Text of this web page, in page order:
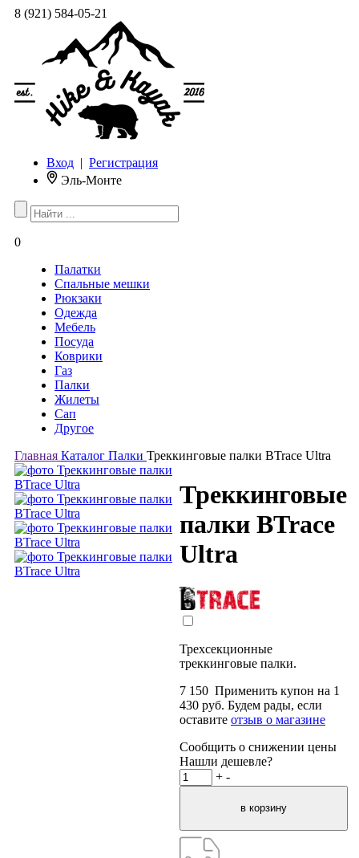
8 (921) 584-05-21
Вход | Регистрация
Эль-Монте
0
Палатки
Спальные мешки
Рюкзаки
Одежда
Мебель
Посуда
Коврики
Газ
Палки
Жилеты
Сап
Другое
Главная Каталог Палки Треккинговые палки BTrace Ultra
Треккинговые
палки BTrace
Ultra
Трехсекционные
треккинговые палки.
7 150 Применить купон на 1
430 руб. Будем рады, если
оставите отзыв о магазине
Сообщить о снижении цены
Нашли дешевле?
+ -